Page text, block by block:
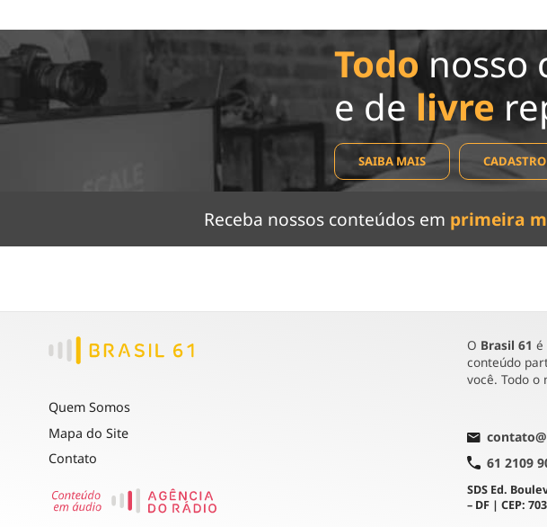
Todonosso
e de livre
SAIBA MAIS
Receba nossos conteúdos em primeira
Quem Somos
Mapa do Site
Contato
O Brasil 61 é
conteúdo
você. Todo
61 2109
SDS Ed.
– DF | CEP: